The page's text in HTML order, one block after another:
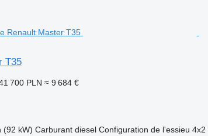
T35
700 PLN ≈ 9 684 €
(92 kW) Carburant diesel Configuration de l'essieu 4x2